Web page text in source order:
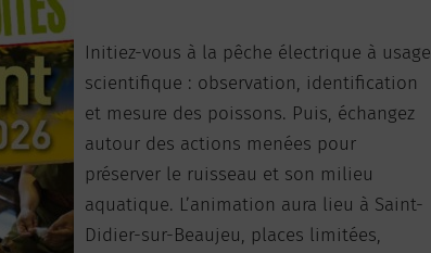
Initiez-vous à la pêche électrique à usage
scientifique : observation, identification
et mesure des poissons. Puis, échangez
autour des actions menées pour
préserver le ruisseau et son milieu
aquatique. L’animation aura lieu à Saint-
Didier-sur-Beaujeu, places limitées,